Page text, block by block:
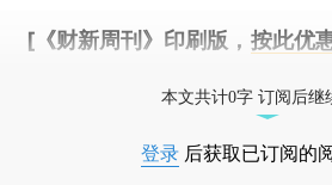
[《财新周刊》印刷版， 按此优
本文共计0字 订阅后继
登录 后获取已订阅的